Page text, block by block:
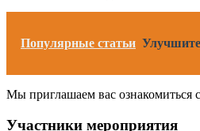
Популярные статьи Улучшите
Мы приглашаем вас ознакомиться
Участники мероприятия